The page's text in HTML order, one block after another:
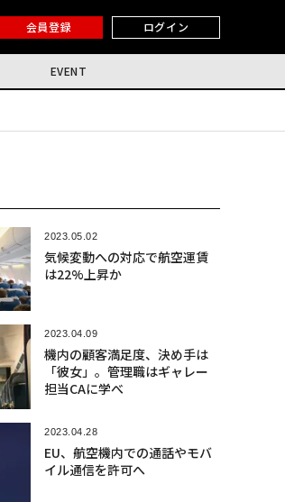
会員登録 ログイン
EVENT
2023.05.02
気候変動への対応で航空運賃
は22%上昇か
2023.04.09
機内の顧客満足度、決め手は
「彼女」。管理職はギャレー
担当CAに学べ
2023.04.28
EU、航空機内での通話やモバ
イル通信を許可へ